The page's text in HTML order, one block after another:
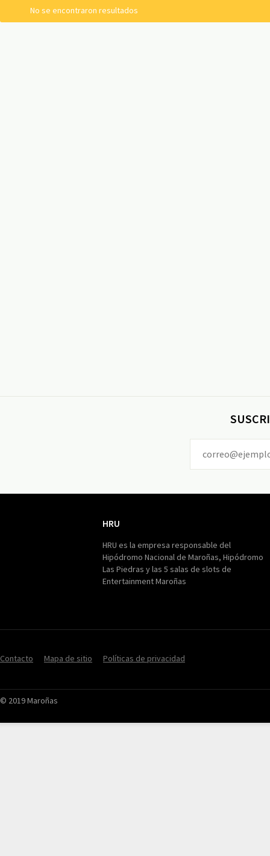
No se encontraron resultados
HRU
HRU es la empresa responsable del
Hipódromo Nacional de Maroñas, Hipódromo
Las Piedras y las 5 salas de slots de
Entertainment Maroñas
Contacto Mapa de sitio Políticas de privacidad
© 2019 Maroñas